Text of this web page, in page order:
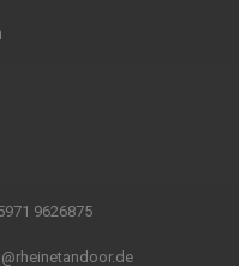
9626875